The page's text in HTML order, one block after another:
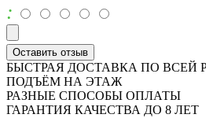
:
Оставить отзыв
БЫСТРАЯ ДОСТАВКА ПО ВСЕЙ
ПОДЪЁМ НА ЭТАЖ
РАЗНЫЕ СПОСОБЫ ОПЛАТЫ
ГАРАНТИЯ КАЧЕСТВА ДО 8 ЛЕТ